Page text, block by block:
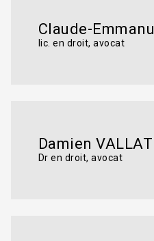
Claude-
lic. en droit, avocat
Damien VALLAT
Dr en droit, avocat